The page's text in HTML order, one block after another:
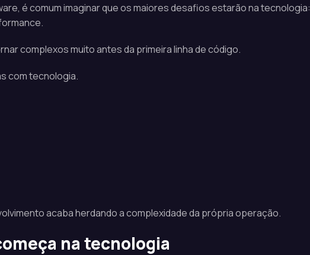
é comum imaginar que os maiores desafios estarão na tecnologia:
complexos muito antes da primeira linha de código.
com tecnologia.
acaba herdando a complexidade da própria operação.
na tecnologia